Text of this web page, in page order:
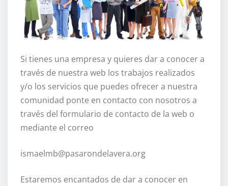
Si tienes una empresa y quieres dar a conocer a
través de nuestra web los trabajos realizados
y/o los servicios que puedes ofrecer a nuestra
comunidad ponte en contacto con nosotros a
través del formulario de contacto de la web o
mediante el correo
ismaelmb@pasarondelavera.org
Estaremos encantados de dar a conocer en